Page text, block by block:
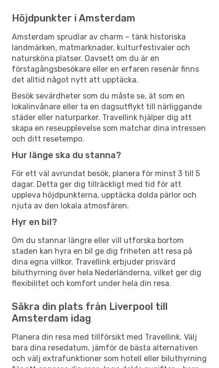
Höjdpunkter i Amsterdam
Amsterdam sprudlar av charm – tänk historiska
landmärken, matmarknader, kulturfestivaler och
natursköna platser. Oavsett om du är en
förstagångsbesökare eller en erfaren resenär finns
det alltid något nytt att upptäcka.
Besök sevärdheter som du måste se, ät som en
lokalinvånare eller ta en dagsutflykt till närliggande
städer eller naturparker. Travellink hjälper dig att
skapa en reseupplevelse som matchar dina intressen
och ditt resetempo.
Hur länge ska du stanna?
För ett väl avrundat besök, planera för minst 3 till 5
dagar. Detta ger dig tillräckligt med tid för att
uppleva höjdpunkterna, upptäcka dolda pärlor och
njuta av den lokala atmosfären.
Hyr en bil?
Om du stannar längre eller vill utforska bortom
staden kan hyra en bil ge dig friheten att resa på
dina egna villkor. Travellink erbjuder prisvärd
biluthyrning över hela Nederländerna, vilket ger dig
flexibilitet och komfort under hela din resa.
Säkra din plats från Liverpool till
Amsterdam idag
Planera din resa med tillförsikt med Travellink. Välj
bara dina resedatum, jämför de bästa alternativen
och välj extrafunktioner som hotell eller biluthyrning